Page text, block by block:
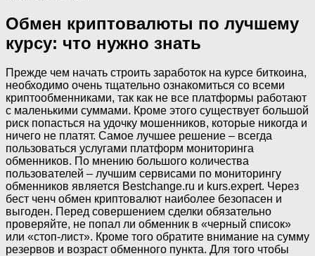
Обмен криптовалюты по лучшему
курсу: что нужно знать
Прежде чем начать строить заработок на курсе биткоина,
необходимо очень тщательно ознакомиться со всеми
криптообменниками, так как не все платформы работают
с маленькими суммами. Кроме этого существует большой
риск попасться на удочку мошенников, которые никогда и
ничего не платят. Самое лучшее решение – всегда
пользоваться услугами платформ мониторинга
обменников. По мнению большого количества
пользователей – лучшим сервисами по мониторингу
обменников является Bestchange.ru и kurs.expert. Через
бест ченч обмен криптовалют наиболее безопасен и
выгоден. Перед совершением сделки обязательно
проверяйте, не попал ли обменник в «черный список»
или «стоп-лист». Кроме того обратите внимание на сумму
резервов и возраст обменного пункта. Для того чтобы